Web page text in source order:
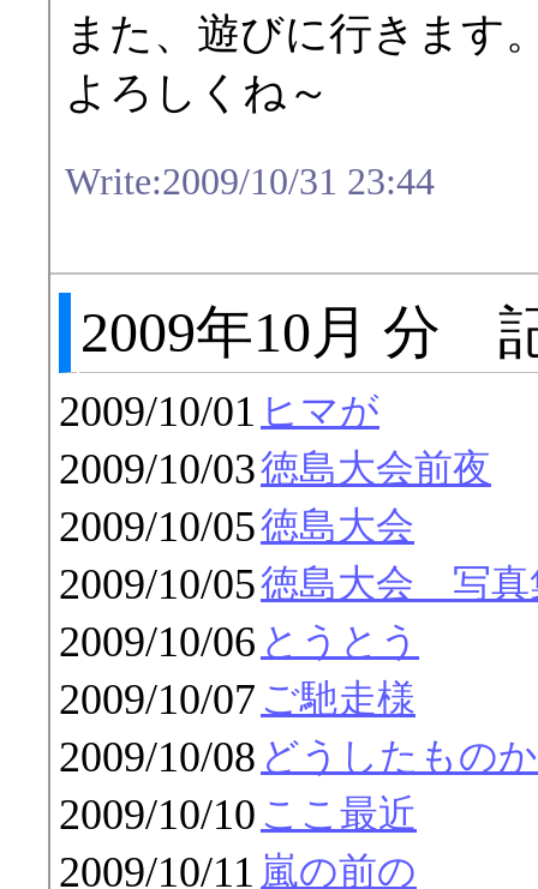
また、遊びに行きます
よろしくね～
Write:2009/10/31 23:44
2009年10月 分
2009/10/01 ヒマが
2009/10/03徳島大会前夜
2009/10/05徳島大会
2009/10/05徳島大会 写真
2009/10/06 とうとう
2009/10/07 ご馳走様
2009/10/08 どうしたものか
2009/10/10 ここ最近
2009/10/11 嵐の前の